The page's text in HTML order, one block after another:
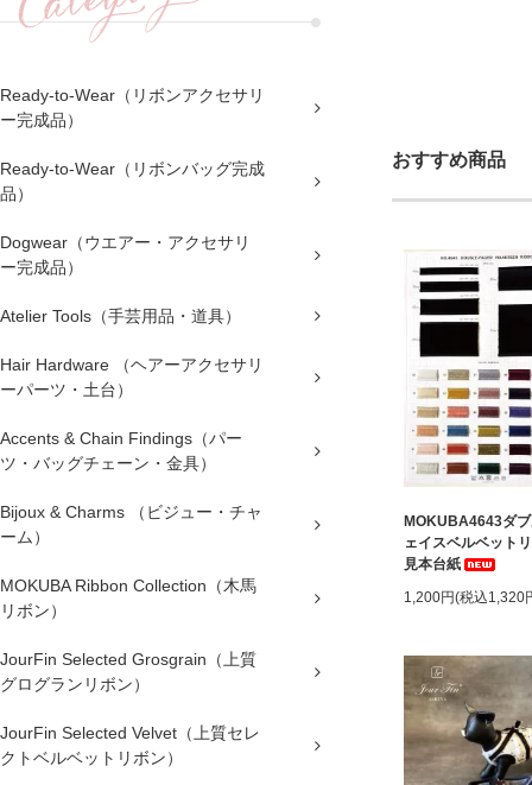
Ready-to-Wear（リボンアクセサリ
ー完成品）
Ready-to-Wear（リボンバッグ完成
品）
Dogwear（ウエアー・アクセサリ
ー完成品）
Atelier Tools（手芸用品・道具）
Hair Hardware （ヘアーアクセサリ
ーパーツ・土台）
Accents & Chain Findings（パー
ツ・バッグチェーン・金具）
Bijoux & Charms （ビジュー・チャ
ーム）
MOKUBA Ribbon Collection（木馬
リボン）
JourFin Selected Grosgrain（上質
グログランリボン）
JourFin Selected Velvet（上質セレ
クトベルベットリボン）
おすすめ商品
MOKUBA4643ダ
ェイスベルベット
見本台紙
1,200円(税込1,320